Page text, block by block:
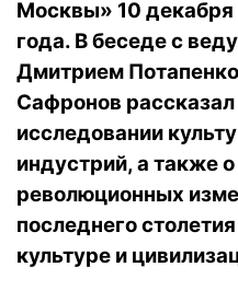
Москвы» 10
года. В беседе с
Дмитрием
Сафронов рассказал
исследовании
индустрий, а также о
революционных
последнего
культуре и